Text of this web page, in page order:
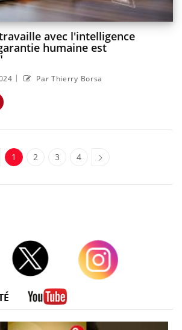
avec l'intelligence
humaine est
| Par Thierry Borsa
1 2 3 4